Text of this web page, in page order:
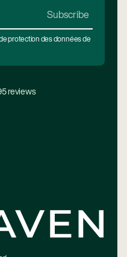
protection des données de
reviews